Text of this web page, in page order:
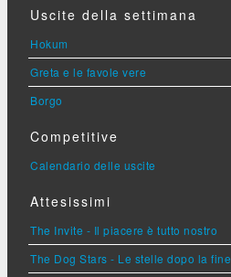
Uscite della settimana
Hokum
Greta e le favole vere
Borgo
Competitive
Calendario delle uscite
Attesissimi
The Invite - Il piacere è tutto nostro
The Dog Stars - Le stelle dopo la fine